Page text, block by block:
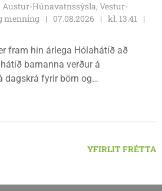
Austur-Húnavatnssýsla, Vestur-
menning
07.08.2026
kl. 13.41
fram hin árlega Hólahátíð að
barnanna verður á
dagskrá fyrir börn og
svæðisstjóri æskulýðsmála og
YFIRLIT FRÉTTA